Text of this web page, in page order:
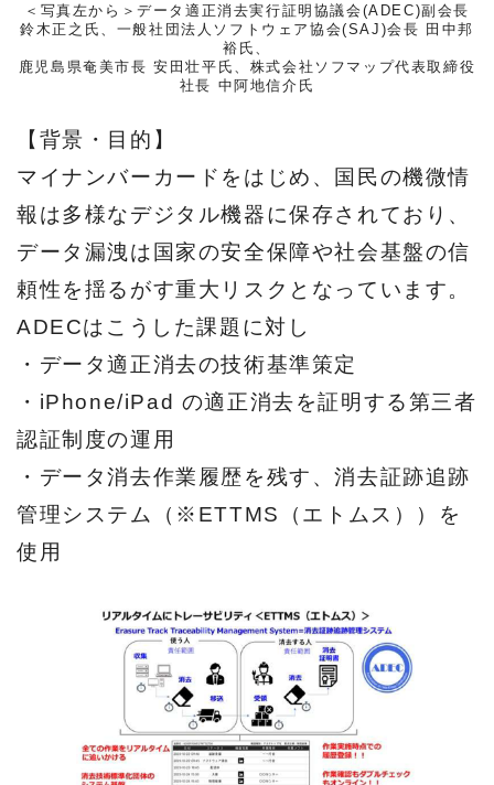
＜写真左から＞データ適正消去実行証明協議会(ADEC)副会長
鈴木正之氏、一般社団法人ソフトウェア協会(SAJ)会長 田中邦
裕氏、
鹿児島県奄美市長 安田壮平氏 、 株式会社ソフマップ代表取締役
社長 中阿地信介氏
【背景・目的】
マイナンバーカードをはじめ、国民の機微情
報は多様なデジタル機器に保存されており、
データ漏洩は国家の安全保障や社会基盤の信
頼性を揺るがす重大リスクとなっています。
ADECはこうした課題に対し
・データ適正消去の技術基準策定
・iPhone/iPad の適正消去を証明する第三者
認証制度の運用
・データ消去作業履歴を残す、消去証跡追跡
管理システム（※ETTMS（エトムス））を
使用